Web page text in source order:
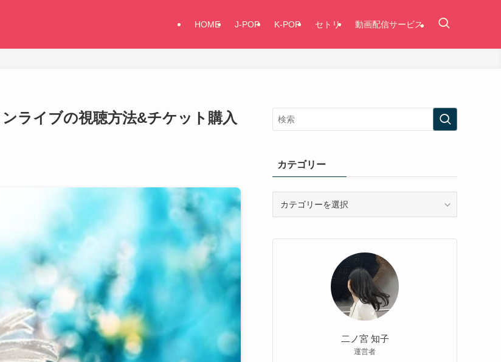
HOME J-POP K-POP セトリ 動画配信サービス
ライブの視聴方法&チケット購入
カテゴリー
リ
二ノ宮 知子
運営者